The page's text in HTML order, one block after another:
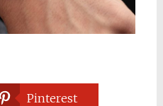
Pinterest